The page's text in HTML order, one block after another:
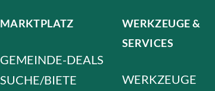
MARKTPLATZ
GEMEINDE-DEALS
SUCHE/BIETE
WERKZEUGE &
SERVICES
WERKZEUGE